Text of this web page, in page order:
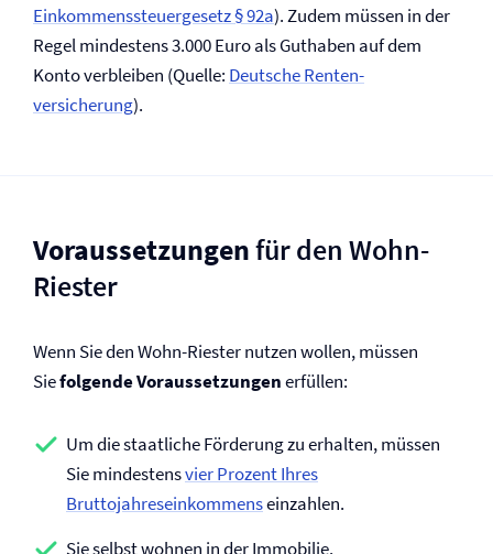
Einkommenssteuergesetz § 92a). Zudem müssen in der
Regel mindestens 3.000 Euro als Guthaben auf dem
Konto verbleiben (Quelle: Deutsche Renten­
versicherung).
Voraussetzungenfür den Wohn-
Riester
Wenn Sie den Wohn-Riester nutzen wollen, müssen
Siefolgende Voraussetzungenerfüllen:
Um die staatliche Förderung zu erhalten, müssen
Sie mindestensvier Prozent Ihres
Bruttojahreseinkommenseinzahlen.
Sie selbst wohnen in der Immobilie.